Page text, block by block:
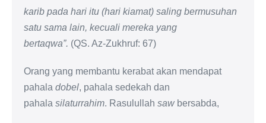
karib pada hari itu (hari kiamat) saling bermusuhan
satu sama lain, kecuali mereka yang
bertaqwa”. (QS. Az-Zukhruf: 67)
Orang yang membantu kerabat akan mendapat
pahala dobel, pahala sedekah dan
pahala silaturrahim. Rasulullah saw bersabda,